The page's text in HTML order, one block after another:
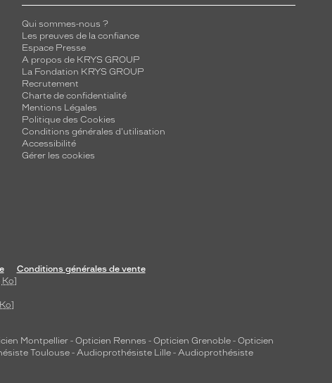
Qui sommes-nous ?
Les preuves de la confiance
Espace Presse
A propos de KRYS GROUP
La Fondation KRYS GROUP
Recrutement
Charte de confidentialité
Mentions Légales
Politique des Cookies
Conditions générales d'utilisation
Accessibilité
Gérer les cookies
Conditions générales de vente
Ko]
Ko]
Montpellier - Opticien Rennes - Opticien Grenoble - Opticien
Toulouse - Audioprothésiste Lille - Audioprothésiste